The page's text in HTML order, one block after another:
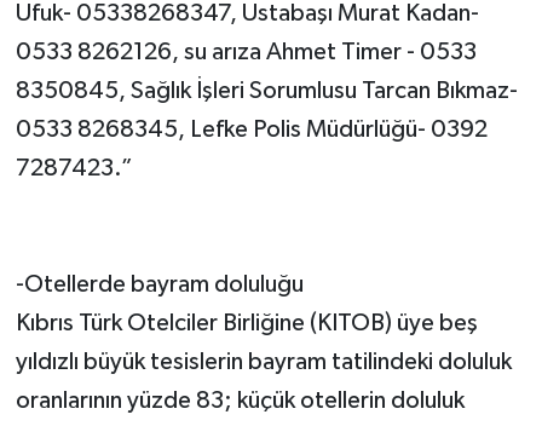
Ufuk- 05338268347, Ustabaşı Murat Kadan-
0533 8262126, su arıza Ahmet Timer - 0533
8350845, Sağlık İşleri Sorumlusu Tarcan Bıkmaz-
0533 8268345, Lefke Polis Müdürlüğü- 0392
7287423.”
-Otellerde bayram doluluğu
Kıbrıs Türk Otelciler Birliğine (KITOB) üye beş
yıldızlı büyük tesislerin bayram tatilindeki doluluk
oranlarının yüzde 83; küçük otellerin doluluk